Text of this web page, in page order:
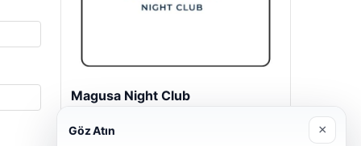
Magusa Night Club
Göz Atın ×